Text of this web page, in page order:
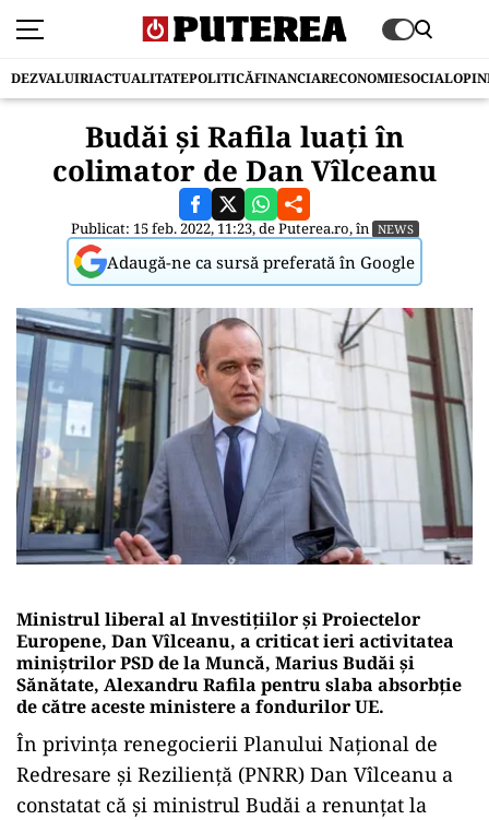
DEZVALUIRIACTUALITATEPOLITICĂFINANCIARECONOMIESOCIAL
Budăi și Rafila luați în
colimator de Dan Vîlceanu
Publicat: 15 feb. 2022, 11:23, dePuterea.ro, în NEWS
Adaugă-ne ca sursă preferată în Google
Ministrul liberal al Investițiilor și Proiectelor
Europene, Dan Vîlceanu, a criticat ieri activitatea
miniștrilor PSD de la Muncă, Marius Budăi și
Sănătate, Alexandru Rafila pentru slaba absorbție
de către aceste ministere a fondurilor UE.
În privința renegocierii Planului Național de
Redresare și Reziliență (PNRR) Dan Vîlceanu a
constatat că și ministrul Budăi a renunțat la